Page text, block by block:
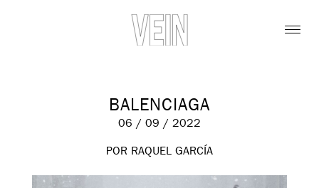
BALENCIAGA
06 / 09 / 2022
POR RAQUEL GARCÍA